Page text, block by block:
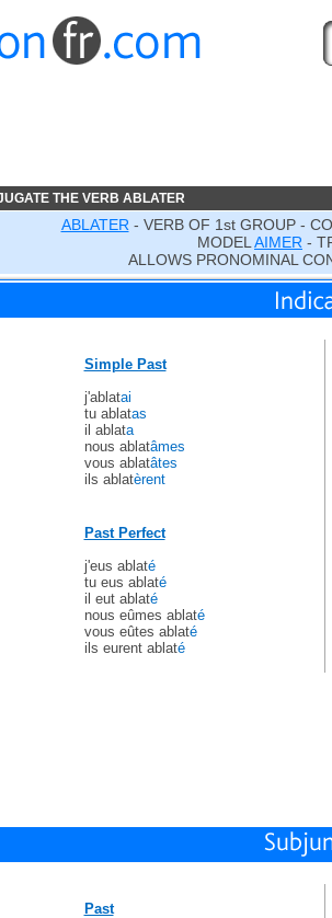
THE VERB ABLATER
ABLATER - VERB OF 1st GROUP -
MODEL AIMER -
ALLOWS PRONOMINAL
Simple Past
j'ablatai
tu ablatas
il ablata
nous ablatâmes
vous ablatâtes
ils ablatèrent
Past Perfect
j'eus ablaté
tu eus ablaté
il eut ablaté
nous eûmes ablaté
vous eûtes ablaté
ils eurent ablaté
Past